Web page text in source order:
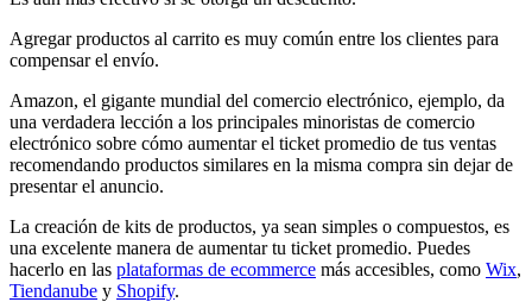
Agregar productos al carrito es muy común entre los clientes para
compensar el envío.
Amazon, el gigante mundial del comercio electrónico, ejemplo, da
una verdadera lección a los principales minoristas de comercio
electrónico sobre cómo aumentar el ticket promedio de tus ventas
recomendando productos similares en la misma compra sin dejar de
presentar el anuncio.
La creación de kits de productos, ya sean simples o compuestos, es
una excelente manera de aumentar tu ticket promedio. Puedes
hacerlo en las plataformas de ecommerce más accesibles, como Wix,
Tiendanube y Shopify.